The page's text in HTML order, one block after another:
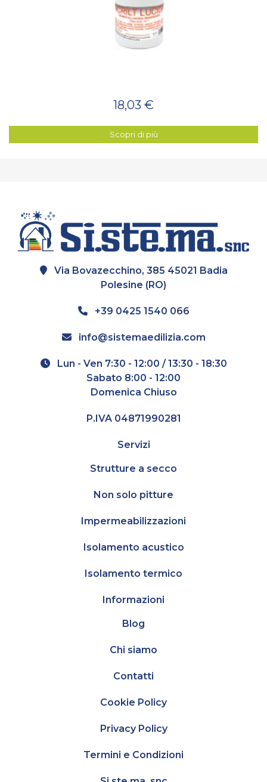
18,03 €
Scopri di più
Via Bovazecchino, 385 45021 Badia
Polesine (RO)
+39 0425 1540 066
info@sistemaedilizia.com
Lun - Ven 7:30 - 12:00 / 13:30 - 18:30
Sabato 8:00 - 12:00
Domenica Chiuso
P.IVA 04871990281
Servizi
Strutture a secco
Non solo pitture
Impermeabilizzazioni
Isolamento acustico
Isolamento termico
Informazioni
Blog
Chi siamo
Contatti
Cookie Policy
Privacy Policy
Termini e Condizioni